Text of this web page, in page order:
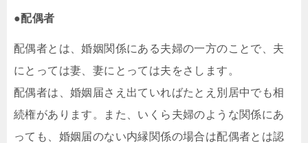
●配偶者
配偶者とは、婚姻関係にある夫婦の一方のことで、夫
にとっては妻、妻にとっては夫をさします。
配偶者は、婚姻届さえ出ていればたとえ別居中でも相
続権があります。また、いくら夫婦のような関係にあ
っても、婚姻届のない内縁関係の場合は配偶者とは認